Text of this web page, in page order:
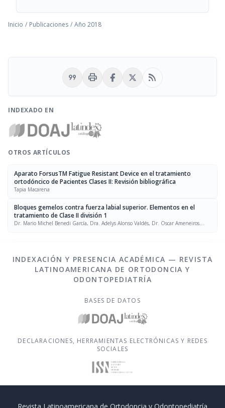
Inicio / Publicaciones / Año 2018
format_quote print rss_feed
INDEXADO EN
OTROS ARTÍCULOS
Aparato ForsusTM Fatigue Resistant Device en el tratamiento
ortodóncico de Pacientes Clases II: Revisión bibliográfica
Tapia Macarena
Bloques gemelos contra fuerza labial superior. Elementos en el
tratamiento de Clase II división 1
Dr. Mario Michel Benedi García, Dra. Adelys Alonso Valdés, Dr. Oscar Ameneiros
INDEXACIÓN Y PRESENCIA ACADÉMICA — REVISTA
LATINOAMERICANA DE ORTODONCIA Y
ODONTOPEDIATRÍA
BASES DE DATOS
DECLARACIONES, HERRAMIENTAS ELECTRÓNICAS Y REDES
SOCIALES